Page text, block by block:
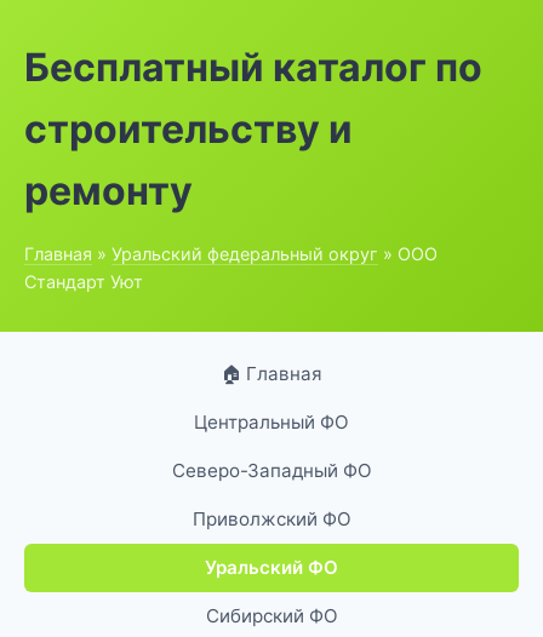
Бесплатный каталог по
строительству и
ремонту
Главная » Уральский федеральный округ » ООО
Стандарт Уют
🏠 Главная
Центральный ФО
Северо-Западный ФО
Приволжский ФО
Уральский ФО
Сибирский ФО